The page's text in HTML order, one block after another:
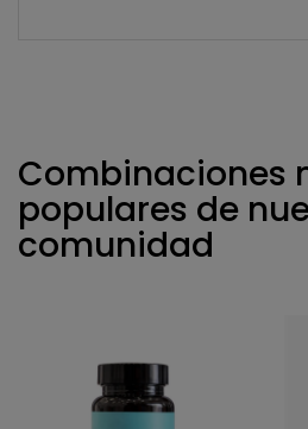
Combinaciones
populares de
comunidad